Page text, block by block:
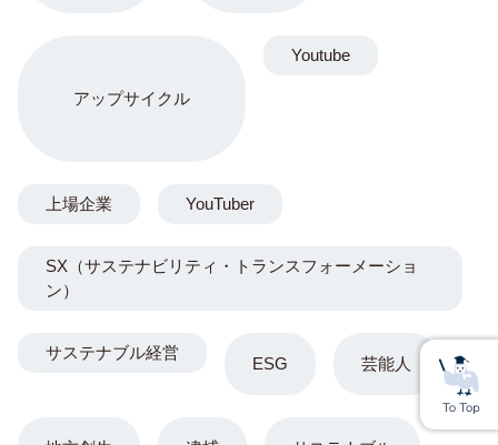
アップサイクル
ESG 芸能人
Youtube
上場企業 YouTuber
SX（サステナビリティ・トランスフォーメーショ
ン）
サステナブル経営